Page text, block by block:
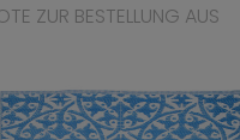
ZUR BESTELLUNG AUS